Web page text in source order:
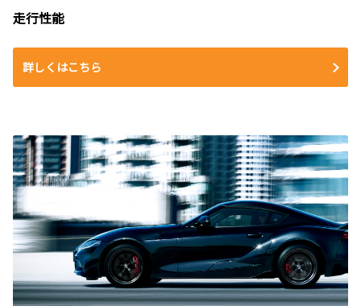
走行性能
詳しくはこちら